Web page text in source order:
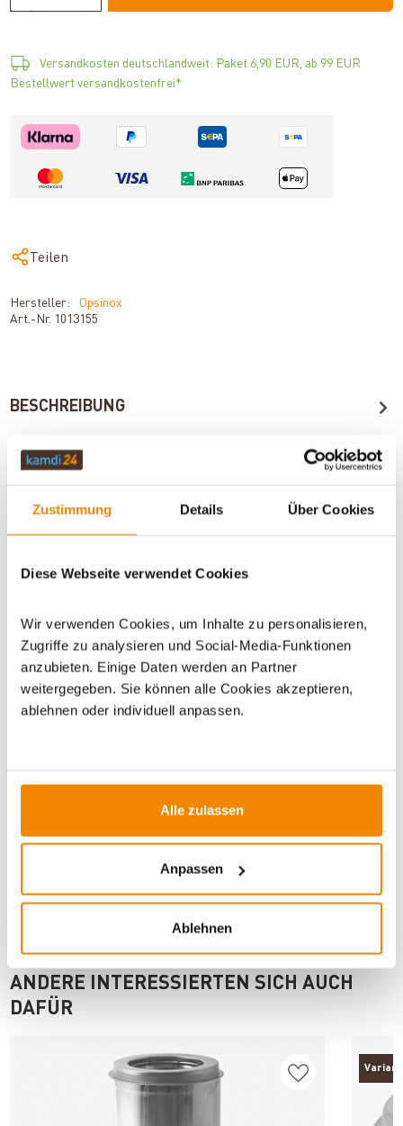
Zustimmung Details Über Cookies
Diese Webseite verwendet Cookies
Wir verwenden Cookies, um Inhalte zu personalisieren,
Zugriffe zu analysieren und Social-Media-Funktionen
anzubieten. Einige Daten werden an Partner
weitergegeben. Sie können alle Cookies akzeptieren,
ablehnen oder individuell anpassen.
Alle zulassen
Anpassen
Ablehnen
Versandkosten deutschlandweit: Paket 6,90 EUR, ab 99 EUR
Bestellwert versandkostenfrei*
Teilen
Hersteller:
Opsinox
Art.-Nr. 1013155
BESCHREIBUNG
BEWERTUNGEN (0)
WICHTIGE INFOS
Dieses Produkt finden Sie unter:Kaminzubehör
Einzelkomponente (doppelwandig)|130 mm|Schornsteine
ANDERE INTERESSIERTEN SICH AUCH
DAFÜR